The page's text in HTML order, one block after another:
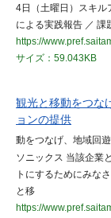
4日（土曜日）スキル
による実践報告 ／ 課
https://
サイズ：59.043KB
観光と移動をつな
ョンの提供
動をつなげ、地域回
ソニックス 当該企業
トにするためにみな
と移
https://